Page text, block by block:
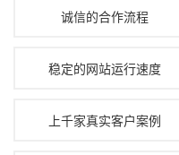
诚信的合作流程
稳定的网站运行速度
上千家真实客户案例